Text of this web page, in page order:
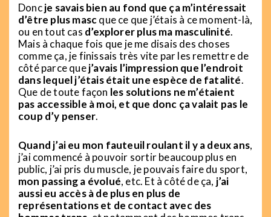
Doncje savais bien au fond que ça m’intéressait
d’être plus mascque ce que j’étais à ce moment-là,
ou en tout cas d’explorer plus ma masculinité.
Mais à chaque fois que je me disais des choses
comme ça, je finissais très vite par les remettre de
côté parce quej’avais l’impression que l’endroit
dans lequel j’étais était une espèce de fatalité.
Que de toute façon les solutions ne m’étaient
pas accessible à moi, et que donc ça valait pas le
coup d’y penser.
Quand j’ai eu mon fauteuil roulant il y a deux ans,
j’ai commencé à pouvoir sortir beaucoup plus en
public, j’ai pris du muscle, je pouvais faire du sport,
mon passing a évolué, etc. Et à côté de ça, j’ai
aussi eu accès à de plus en plus de
représentations et de contact avec des